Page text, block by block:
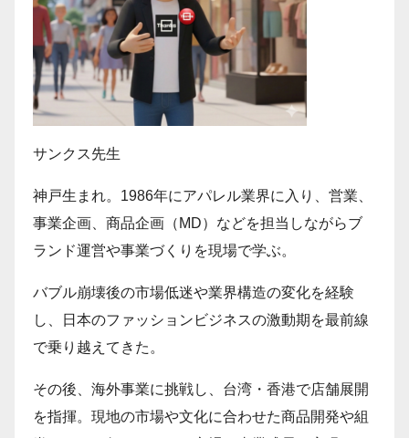
サンクス先生
神戸生まれ。1986年にアパレル業界に入り、営業、
事業企画、商品企画（MD）などを担当しながらブ
ランド運営や事業づくりを現場で学ぶ。
バブル崩壊後の市場低迷や業界構造の変化を経験
し、日本のファッションビジネスの激動期を最前線
で乗り越えてきた。
その後、海外事業に挑戦し、台湾・香港で店舗展開
を指揮。現地の市場や文化に合わせた商品開発や組